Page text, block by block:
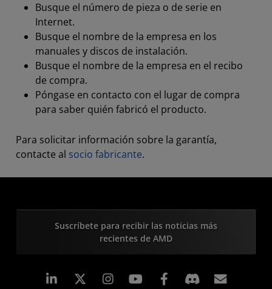
Busque el número de pieza o de serie en
Internet.
Busque el nombre de la empresa en los
manuales y discos de instalación.
Busque el nombre de la empresa en el recibo
de compra.
Póngase en contacto con el lugar de compra
para saber quién fabricó el producto.
Para solicitar información sobre la garantía,
contacte al socio fabricante.
Suscríbete para recibir las noticias más
recientes de AMD
LinkedIn Instagram Facebook